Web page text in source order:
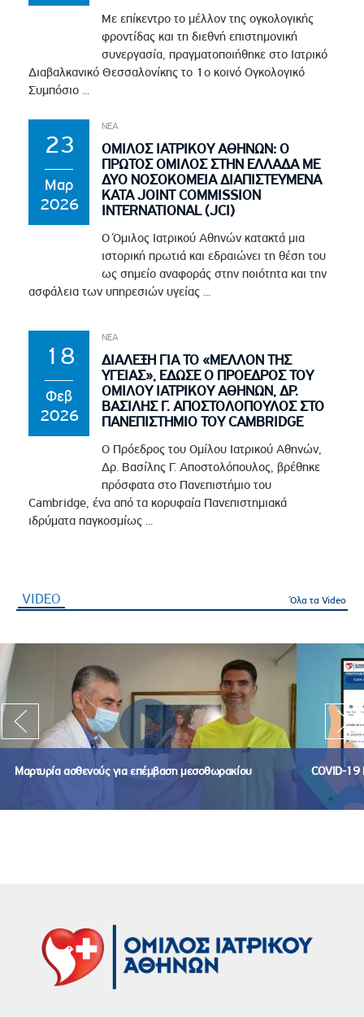
Με επίκεντρο το μέλλον της ογκολογικής
φροντίδας και τη διεθνή επιστημονική
συνεργασία, πραγματοποιήθηκε στο Ιατρικό
Διαβαλκανικό Θεσσαλονίκης το 1ο κοινό Ογκολογικό
Συμπόσιο ...
23
Μαρ
2026
ΝΕΑ
ΟΜΙΛΟΣ ΙΑΤΡΙΚΟΥ ΑΘΗΝΩΝ: Ο
ΠΡΩΤΟΣ ΟΜΙΛΟΣ ΣΤΗΝ ΕΛΛΑΔΑ ΜΕ
ΔΥΟ ΝΟΣΟΚΟΜΕΙΑ ΔΙΑΠΙΣΤΕΥΜΕΝΑ
ΚΑΤΑ JOINT COMMISSION
INTERNATIONAL (JCI)
Ο Όμιλος Ιατρικού Αθηνών κατακτά μια
ιστορική πρωτιά και εδραιώνει τη θέση του
ως σημείο αναφοράς στην ποιότητα και την
ασφάλεια των υπηρεσιών υγείας ...
18
Φεβ
2026
ΝΕΑ
ΔΙΑΛΕΞΗ ΓΙΑ ΤΟ «ΜΕΛΛΟΝ ΤΗΣ
ΥΓΕΙΑΣ», ΕΔΩΣΕ Ο ΠΡΟΕΔΡΟΣ ΤΟΥ
ΟΜΙΛΟΥ ΙΑΤΡΙΚΟΥ ΑΘΗΝΩΝ, ΔΡ.
ΒΑΣΙΛΗΣ Γ. ΑΠΟΣΤΟΛΟΠΟΥΛΟΣ ΣΤΟ
ΠΑΝΕΠΙΣΤΗΜΙΟ ΤΟΥ CAMBRIDGE
Ο Πρόεδρος του Ομίλου Ιατρικού Αθηνών,
Δρ. Βασίλης Γ. Αποστολόπουλος, βρέθηκε
πρόσφατα στο Πανεπιστήμιο του
Cambridge, ένα από τα κορυφαία Πανεπιστημιακά
ιδρύματα παγκοσμίως ...
VIDEO Όλα τα Video
Μαρτυρία ασθενούς για επέμβαση μεσοθωρακίου COVID-19